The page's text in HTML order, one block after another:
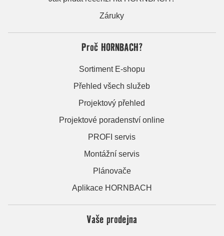
Záruky
Proč HORNBACH?
Sortiment E-shopu
Přehled všech služeb
Projektový přehled
Projektové poradenství online
PROFI servis
Montážní servis
Plánovače
Aplikace HORNBACH
Vaše prodejna